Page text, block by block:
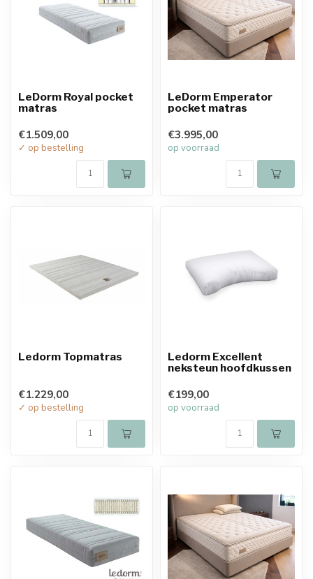
LeDorm Royal pocket
matras
€1.509,00
✓ op bestelling
LeDorm Emperator
pocket matras
€3.995,00
op voorraad
Ledorm Topmatras
€1.229,00
✓ op bestelling
Ledorm Excellent
neksteun hoofdkussen
€199,00
op voorraad